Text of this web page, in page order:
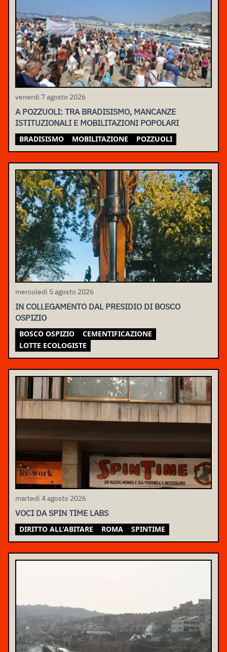
venerdì 7 agosto 2026
A POZZUOLI: TRA BRADISISMO, MANCANZE
ISTITUZIONALI E MOBILITAZIONI POPOLARI
BRADISISMO MOBILITAZIONE POZZUOLI
mercoledì 5 agosto 2026
IN COLLEGAMENTO DAL PRESIDIO DI BOSCO
OSPIZIO
BOSCO OSPIZIO
CEMENTIFICAZIONE
LOTTE ECOLOGISTE
martedì 4 agosto 2026
VOCI DA SPIN TIME LABS
DIRITTO ALL'ABITARE ROMA SPINTIME